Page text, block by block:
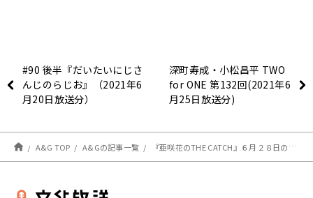
#90 後半『だいたいにじさ
んじのらじお』（2021年6
月20日放送分）
深町寿成・小松昌平 TWO
for ONE 第132回(2021年6
月25日放送分)
A&G TOP A&Gの記事一覧 『亜咲花のTHE CATCH』６月２８日のメールテーマは『理想の〇〇』